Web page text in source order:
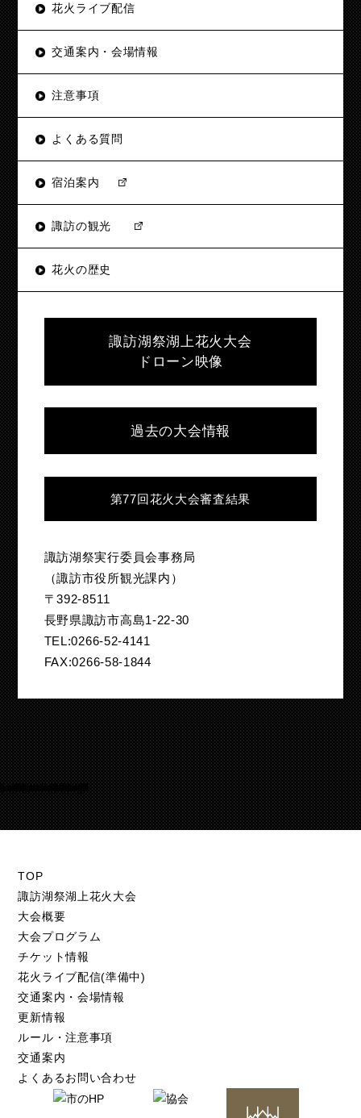
花火ライブ配信
交通案内・会場情報
注意事項
よくある質問
宿泊案内
諏訪の観光
花火の歴史
諏訪湖祭湖上花火大会
ドローン映像
過去の大会情報
第77回花火大会審査結果
諏訪湖祭実行委員会事務局
（諏訪市役所観光課内）
〒392-8511
長野県諏訪市高島1-22-30
TEL:0266-52-4141
FAX:0266-58-1844
Warning/home/suwakohanabi/suwako-hanabi.com/public_html/test.suwako-hanabi.com/wp-content/themes/suwako-hanabi_2018/footer.php105
TOP
諏訪湖祭湖上花火大会
大会概要
大会プログラム
チケット情報
花火ライブ配信(準備中)
交通案内・会場情報
更新情報
ルール・注意事項
交通案内
よくあるお問い合わせ